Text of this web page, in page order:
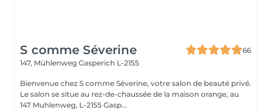
S comme Séverine
66
147, Mühlenweg Gasperich L-2155
Bienvenue chez S comme Séverine, votre salon de beauté privé.
Le salon se situe au rez-de-chaussée de la maison orange, au
147 Muhlenweg, L-2155 Gasp...